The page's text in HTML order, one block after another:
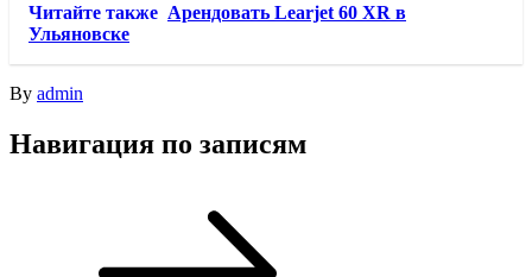
Читайте также Арендовать Learjet 60 XR в
Ульяновске
By admin
Навигация по записям